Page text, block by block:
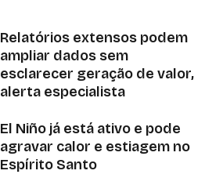
Relatórios extensos podem
ampliar dados sem
esclarecer geração de valor,
alerta especialista
El Niño já está ativo e pode
agravar calor e estiagem no
Espírito Santo